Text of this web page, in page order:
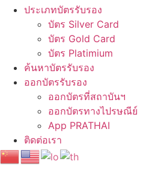
ประเภทบัตรรับรอง
บัตร Silver Card
บัตร Gold Card
บัตร Platimium
ค้นหาบัตรรับรอง
ออกบัตรรับรอง
ออกบัตรที่สถาบันฯ
ออกบัตรทางไปรษณีย์
App PRATHAI
ติดต่อเรา